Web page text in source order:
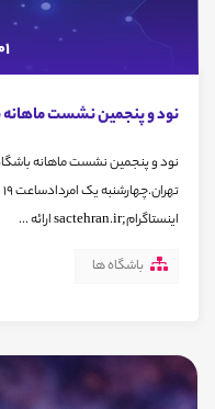
01
نود و پنجمین نشست
نود و پنجمین نشست ماهانه
اینستاگرام;sactehran.ir ارائه ...
باشگاه ها